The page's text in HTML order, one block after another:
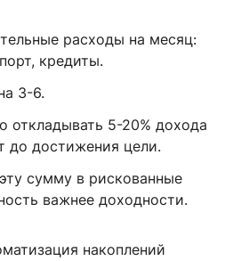
расходы на месяц:
кредиты.
3-6.
откладывать 5-20% дохода
до достижения цели.
сумму в рискованные
важнее доходности.
накоплений